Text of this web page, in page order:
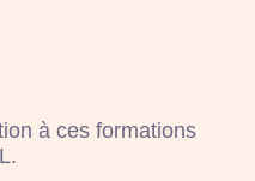
à ces formations